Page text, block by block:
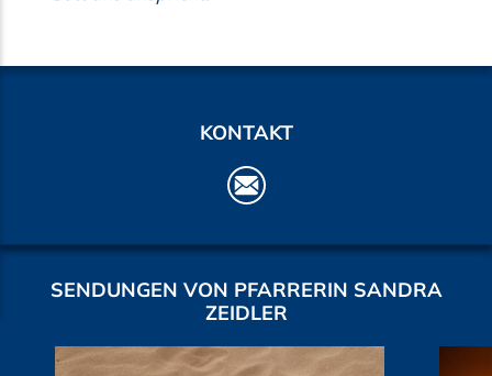
KONTAKT
SENDUNGEN VON PFARRERIN SANDRA
ZEIDLER